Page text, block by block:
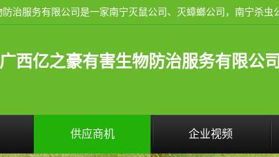
广西亿之豪有害生物防治服务有限公司
供应商机 企业视频